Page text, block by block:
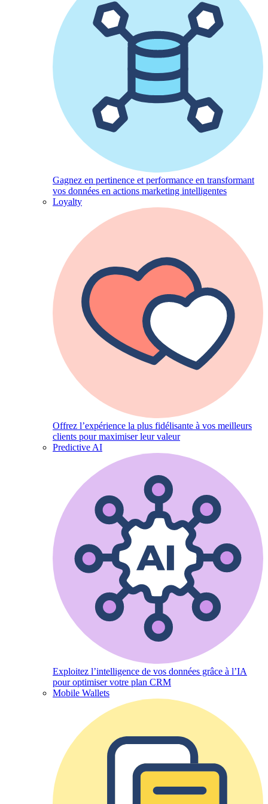
Gagnez en pertinence et performance en transformant
vos données en actions marketing intelligentes
Loyalty
Offrez l’expérience la plus fidélisante à vos meilleurs
clients pour maximiser leur valeur
Predictive AI
Exploitez l’intelligence de vos données grâce à l’IA
pour optimiser votre plan CRM
Mobile Wallets